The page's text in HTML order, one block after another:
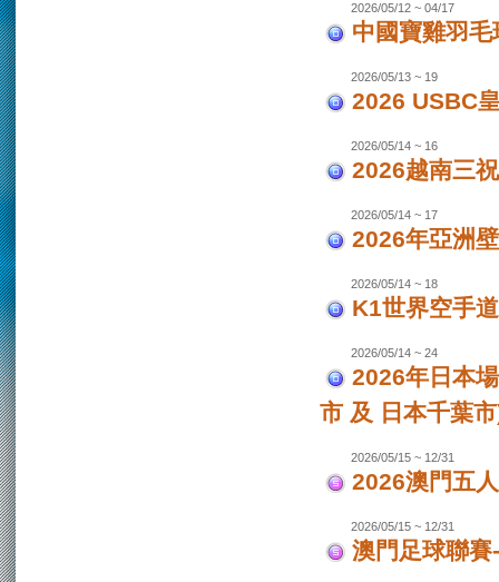
2026/05/12 ~ 04/17
中國寶雞羽
2026/05/13 ~ 19
2026 USBC
2026/05/14 ~ 16
2026越南三
2026/05/14 ~ 17
2026年亞洲
2026/05/14 ~ 18
K1世界空手
2026/05/14 ~ 24
2026年日本
市 及 日本千葉
2026/05/15 ~ 12/31
2026澳門五
2026/05/15 ~ 12/31
澳門足球聯